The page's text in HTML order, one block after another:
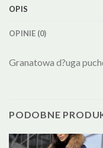
OPIS
OPINIE (0)
Granatowa d?uga
PODOBNE